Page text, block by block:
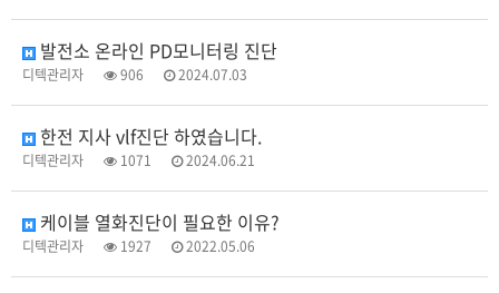
발전소 온라인 PD모니터링 진단
디텍관리자 906 2024.07.03
한전 지사 vlf진단 하였습니다.
디텍관리자 1071 2024.06.21
케이블 열화진단이 필요한 이유?
디텍관리자 1927 2022.05.06